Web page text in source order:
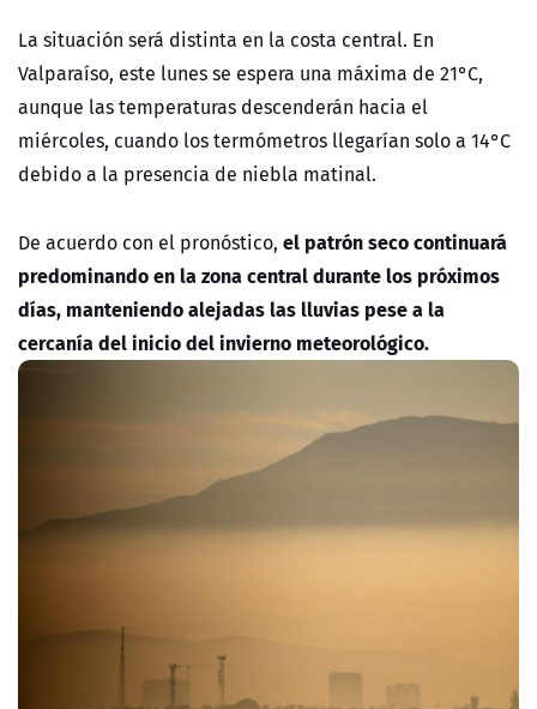
La situación será distinta en la costa central. En
Valparaíso, este lunes se espera una máxima de 21°C,
aunque las temperaturas descenderán hacia el
miércoles, cuando los termómetros llegarían solo a 14°C
debido a la presencia de niebla matinal.
De acuerdo con el pronóstico, el patrón seco continuará
predominando en la zona central durante los próximos
días, manteniendo alejadas las lluvias pese a la
cercanía del inicio del invierno meteorológico.